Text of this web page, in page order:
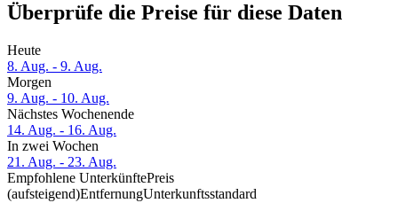
Überprüfe die Preise für diese Daten
Heute
8. Aug. - 9. Aug.
Morgen
9. Aug. - 10. Aug.
Nächstes Wochenende
14. Aug. - 16. Aug.
In zwei Wochen
21. Aug. - 23. Aug.
Empfohlene UnterkünftePreis
(aufsteigend)EntfernungUnterkunftsstandard